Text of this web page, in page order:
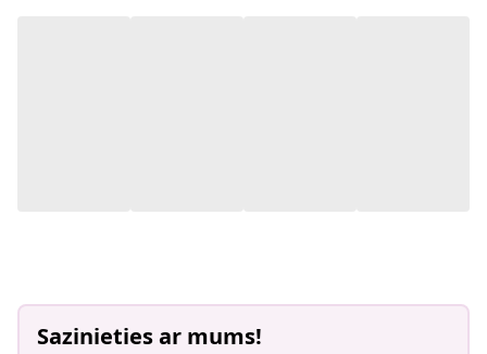
Sazinieties ar mums!